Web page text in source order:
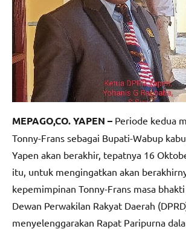
MEPAGO,CO. YAPEN – Periode kedua
Tonny-Frans sebagai Bupati-Wabup
Yapen akan berakhir, tepatnya 16
itu, untuk mengingatkan akan
kepemimpinan Tonny-Frans masa
Dewan Perwakilan Rakyat Daerah
menyelenggarakan Rapat Paripurna